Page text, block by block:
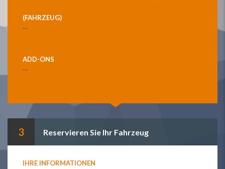
(FAHRZEUG)
--
ADD-ONS
--
3 Reservieren Sie Ihr Fahrzeug
IHRE INFORMATIONEN